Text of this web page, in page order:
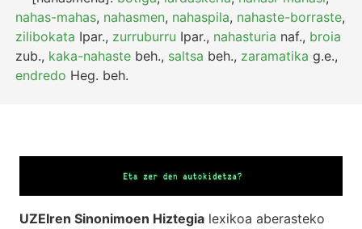
nahas-mahas, nahasmen, nahaspila, nahaste-borraste,
zilibokata Ipar., zurruburru Ipar., nahasturia naf., broia
zub., kaka-nahaste beh., saltsa beh., zaramatika g.e.,
endredo Heg. beh.
UZEIren Sinonimoen Hiztegia lexikoa aberasteko